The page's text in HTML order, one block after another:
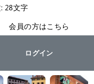
28文字
会員の方はこちら
ログイン